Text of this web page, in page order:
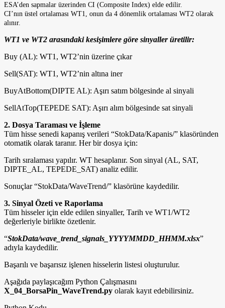
ESA’den sapmalar üzerinden CI (Composite Index) elde edilir.
CI’nın üstel ortalaması WT1, onun da 4 dönemlik ortalaması WT2 olarak
alınır.
WT1 ve WT2 arasındaki kesişimlere göre sinyaller üretilir:
Buy (AL): WT1, WT2’nin üzerine çıkar
Sell(SAT): WT1, WT2’nin altına iner
BuyAtBottom(DIPTE AL): Aşırı satım bölgesinde al sinyali
SellAtTop(TEPEDE SAT): Aşırı alım bölgesinde sat sinyali
2. Dosya Taraması ve İşleme
Tüm hisse senedi kapanış verileri “StokData/Kapanis/” klasöründen
otomatik olarak taranır. Her bir dosya için:
Tarih sıralaması yapılır. WT hesaplanır. Son sinyal (AL, SAT,
DIPTE_AL, TEPEDE_SAT) analiz edilir.
Sonuçlar “StokData/WaveTrend/” klasörüne kaydedilir.
3. Sinyal Özeti ve Raporlama
Tüm hisseler için elde edilen sinyaller, Tarih ve WT1/WT2
değerleriyle birlikte özetlenir.
“StokData/wave_trend_signals_YYYYMMDD_HHMM.xlsx”
adıyla kaydedilir.
Başarılı ve başarısız işlenen hisselerin listesi oluşturulur.
Aşağıda paylaşıcağım Python Çalışmasını
X_04_BorsaPin_WaveTrend.py olarak kayıt edebilirsiniz.